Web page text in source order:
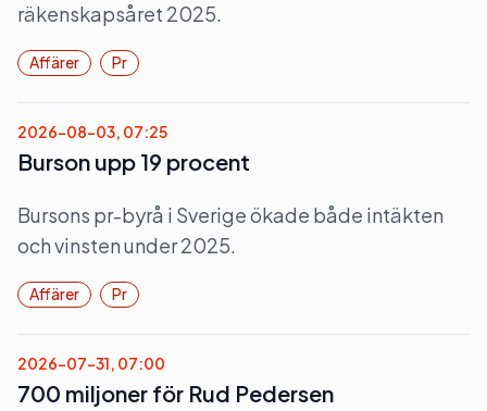
räkenskapsåret 2025.
Affärer Pr
2026-08-03, 07:25
Burson upp 19 procent
Bursons pr-byrå i Sverige ökade både intäkten
och vinsten under 2025.
Affärer Pr
2026-07-31, 07:00
700 miljoner för Rud Pedersen